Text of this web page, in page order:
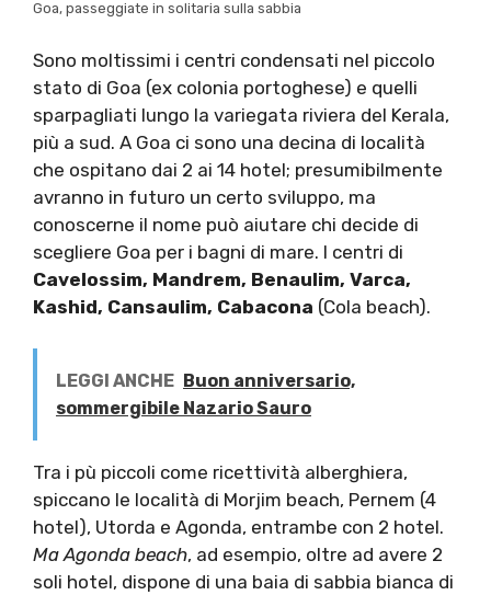
Goa, passeggiate in solitaria sulla sabbia
Sono moltissimi i centri condensati nel piccolo
stato di Goa (ex colonia portoghese) e quelli
sparpagliati lungo la variegata riviera del Kerala,
più a sud. A Goa ci sono una decina di località
che ospitano dai 2 ai 14 hotel; presumibilmente
avranno in futuro un certo sviluppo, ma
conoscerne il nome può aiutare chi decide di
scegliere Goa per i bagni di mare. I centri di
Cavelossim, Mandrem, Benaulim, Varca,
Kashid, Cansaulim, Cabacona (Cola beach).
LEGGI ANCHE Buon anniversario,
sommergibile Nazario Sauro
Tra i pù piccoli come ricettività alberghiera,
spiccano le località di Morjim beach, Pernem (4
hotel), Utorda e Agonda, entrambe con 2 hotel.
Ma Agonda beach, ad esempio, oltre ad avere 2
soli hotel, dispone di una baia di sabbia bianca di